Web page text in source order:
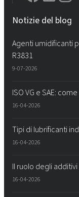
Notizie del blog
Agenti umidificanti
R3831
9-07-2026
ISO VG e SAE:
16-04-2026
Tipi di lubrificanti
16-04-2026
Il ruolo degli additivi
16-04-2026